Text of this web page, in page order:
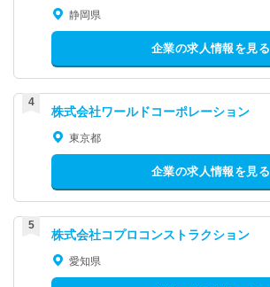
静岡県
企業の求人情報を見る
株式会社ワールドコーポレーション
東京都
企業の求人情報を見る
株式会社コプロコンストラクション
愛知県